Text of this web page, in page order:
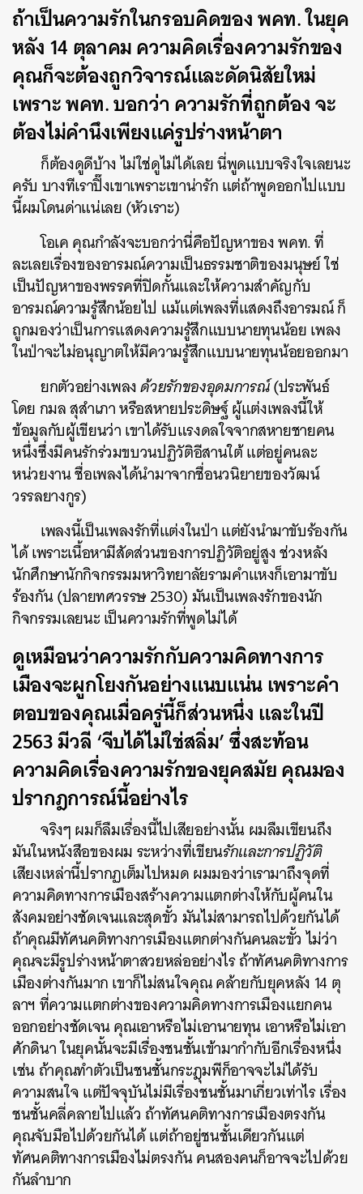
ถ้าเป็นความรักในกรอบคิดของ พคท. ในยุค
หลัง 14 ตุลาคม ความคิดเรื่องความรักของ
คุณก็จะต้องถูกวิจารณ์และดัดนิสัยใหม่
เพราะ พคท. บอกว่า ความรักที่ถูกต้อง จะ
ต้องไม่คำนึงเพียงแค่รูปร่างหน้าตา
ก็ต้องดูดีบ้าง ไม่ใช่ดูไม่ได้เลย นี่พูดแบบจริงใจเลยนะ
ครับ บางทีเราปิ๊งเขาเพราะเขาน่ารัก แต่ถ้าพูดออกไปแบบ
นี้ผมโดนด่าแน่เลย (หัวเราะ)
โอเค คุณกำลังจะบอกว่านี่คือปัญหาของพคท. ที่
ละเลยเรื่องของอารมณ์ความเป็นธรรมชาติของมนุษย์ ใช่
เป็นปัญหาของพรรคที่ปิดกั้นและให้ความสำคัญกับ
อารมณ์ความรู้สึกน้อยไป แม้แต่เพลงที่แสดงถึงอารมณ์ ก็
ถูกมองว่าเป็นการแสดงความรู้สึกแบบนายทุนน้อย เพลง
ในป่าจะไม่อนุญาตให้มีความรู้สึกแบบนายทุนน้อยออกมา
ยกตัวอย่างเพลงด้วยรักของอุดมการณ์(ประพันธ์
โดย กมล สุสำเภา หรือสหายประดิษฐ์ ผู้แต่งเพลงนี้ให้
ข้อมูลกับผู้เขียนว่าเขาได้รับแรงดลใจจากสหายชายคน
หนึ่งซึ่งมีคนรักร่วมขบวนปฏิวัติอีสานใต้ แต่อยู่คนละ
หน่วยงาน ชื่อเพลงได้นำมาจากชื่อนวนิยายของวัฒน์
วรรลยางกูร)
เพลงนี้เป็นเพลงรักที่แต่งในป่า แต่ยังนำมาขับร้องกัน
ได้ เพราะเนื้อหามีสัดส่วนของการปฏิวัติอยู่สูง ช่วงหลัง
นักศึกษานักกิจกรรมมหาวิทยาลัยรามคำแหงก็เอามาขับ
ร้องกัน (ปลายทศวรรษ 2530) มันเป็นเพลงรักของนัก
กิจกรรมเลยนะ เป็นความรักที่พูดไม่ได้
ดูเหมือนว่าความรักกับความคิดทางการ
เมืองจะผูกโยงกันอย่างแนบแน่น เพราะคำ
ตอบของคุณเมื่อครู่นี้ก็ส่วนหนึ่ง และในปี
2563 มีวลี ‘จีบได้ไม่ใช่สลิ่ม’ ซึ่งสะท้อน
ความคิดเรื่องความรักของยุคสมัย คุณมอง
ปรากฎการณ์นี้อย่างไร
จริงๆ ผมก็ลืมเรื่องนี้ไปเสียอย่างนั้น ผมลืมเขียนถึง
มันในหนังสือของผม ระหว่างที่เขียนรักและการปฏิวัติ
เสียงเหล่านี้ปรากฏเต็มไปหมดผมมองว่าเรามาถึงจุดที่
ความคิดทางการเมืองสร้างความแตกต่างให้กับผู้คนใน
สังคมอย่างชัดเจนและสุดขั้ว มันไม่สามารถไปด้วยกันได้
ถ้าคุณมีทัศนคติทางการเมืองแตกต่างกันคนละขั้ว ไม่ว่า
คุณจะมีรูปร่างหน้าตาสวยหล่ออย่างไร ถ้าทัศนคติทางการ
เมืองต่างกันมาก เขาก็ไม่สนใจคุณคล้ายกับยุคหลัง 14 ตุ
ลาฯ ที่ความแตกต่างของความคิดทางการเมืองแยกคน
ออกอย่างชัดเจน คุณเอาหรือไม่เอานายทุน เอาหรือไม่เอา
ศักดินา ในยุคนั้นจะมีเรื่องชนชั้นเข้ามากำกับอีกเรื่องหนึ่ง
เช่น ถ้าคุณทำตัวเป็นชนชั้นกระฎุมพีก็อาจจะไม่ได้รับ
ความสนใจ แต่ปัจจุบันไม่มีเรื่องชนชั้นมาเกี่ยวเท่าไร เรื่อง
ชนชั้นคลี่คลายไปแล้ว ถ้าทัศนคติทางการเมืองตรงกัน
คุณจับมือไปด้วยกันได้ แต่ถ้าอยู่ชนชั้นเดียวกันแต่
ทัศนคติทางการเมืองไม่ตรงกัน คนสองคนก็อาจจะไปด้วย
กันลำบาก